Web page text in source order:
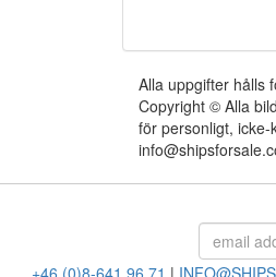
Alla uppgifter hålls
Copyright © Alla
för personligt,
+46 (0)8-641 96 71 |